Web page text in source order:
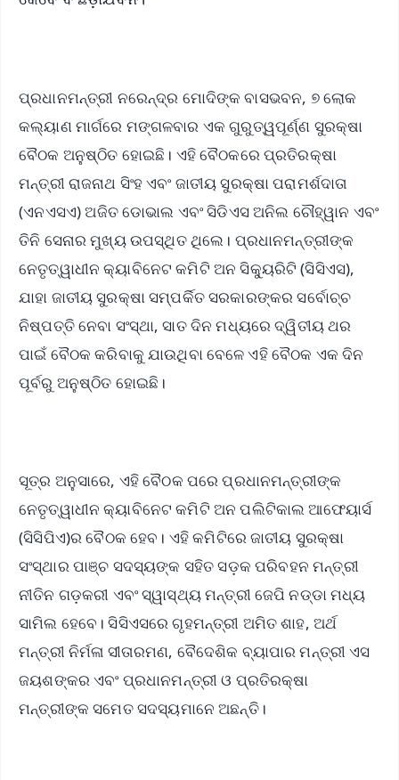
ପ୍ରଧାନମନ୍ତ୍ରୀ ନରେନ୍ଦ୍ର ମୋଦିଙ୍କ ବାସଭବନ, ୭ ଲୋକ
କଲ୍ୟାଣ ମାର୍ଗରେ ମଙ୍ଗଳବାର ଏକ ଗୁରୁତ୍ୱପୂର୍ଣ୍ଣ ସୁରକ୍ଷା
ବୈଠକ ଅନୁଷ୍ଠିତ ହୋଇଛି। ଏହି ବୈଠକରେ ପ୍ରତିରକ୍ଷା
ମନ୍ତ୍ରୀ ରାଜନାଥ ସିଂହ ଏବଂ ଜାତୀୟ ସୁରକ୍ଷା ପରାମର୍ଶଦାତା
(ଏନଏସଏ) ଅଜିତ ଡୋଭାଲ ଏବଂ ସିଡିଏସ ଅନିଲ ଚୌହ୍ୱାନ ଏବଂ
ତିନି ସେନାର ମୁଖ୍ୟ ଉପସ୍ଥିତ ଥିଲେ। ପ୍ରଧାନମନ୍ତ୍ରୀଙ୍କ
ନେତୃତ୍ୱାଧୀନ କ୍ୟାବିନେଟ କମିଟି ଅନ ସିକ୍ୟୁରିଟି (ସିସିଏସ),
ଯାହା ଜାତୀୟ ସୁରକ୍ଷା ସମ୍ପର୍କିତ ସରକାରଙ୍କର ସର୍ବୋଚ୍ଚ
ନିଷ୍ପତ୍ତି ନେବା ସଂସ୍ଥା, ସାତ ଦିନ ମଧ୍ୟରେ ଦ୍ୱିତୀୟ ଥର
ପାଇଁ ବୈଠକ କରିବାକୁ ଯାଉଥିବା ବେଳେ ଏହି ବୈଠକ ଏକ ଦିନ
ପୂର୍ବରୁ ଅନୁଷ୍ଠିତ ହୋଇଛି।
ସୂତ୍ର ଅନୁସାରେ, ଏହି ବୈଠକ ପରେ ପ୍ରଧାନମନ୍ତ୍ରୀଙ୍କ
ନେତୃତ୍ୱାଧୀନ କ୍ୟାବିନେଟ କମିଟି ଅନ ପଲିଟିକାଲ ଆଫେୟାର୍ସ
(ସିସିପିଏ)ର ବୈଠକ ହେବ। ଏହି କମିଟିରେ ଜାତୀୟ ସୁରକ୍ଷା
ସଂସ୍ଥାର ପାଞ୍ଚ ସଦସ୍ୟଙ୍କ ସହିତ ସଡ଼କ ପରିବହନ ମନ୍ତ୍ରୀ
ନୀତିନ ଗଡ଼କରୀ ଏବଂ ସ୍ୱାସ୍ଥ୍ୟ ମନ୍ତ୍ରୀ ଜେପି ନଡ୍ଡା ମଧ୍ୟ
ସାମିଲ ହେବେ। ସିସିଏସରେ ଗୃହମନ୍ତ୍ରୀ ଅମିତ ଶାହ, ଅର୍ଥ
ମନ୍ତ୍ରୀ ନିର୍ମଳା ସୀତାରମଣ, ବୈଦେଶିକ ବ୍ୟାପାର ମନ୍ତ୍ରୀ ଏସ
ଜୟଶଙ୍କର ଏବଂ ପ୍ରଧାନମନ୍ତ୍ରୀ ଓ ପ୍ରତିରକ୍ଷା
ମନ୍ତ୍ରୀଙ୍କ ସମେତ ସଦସ୍ୟମାନେ ଅଛନ୍ତି।